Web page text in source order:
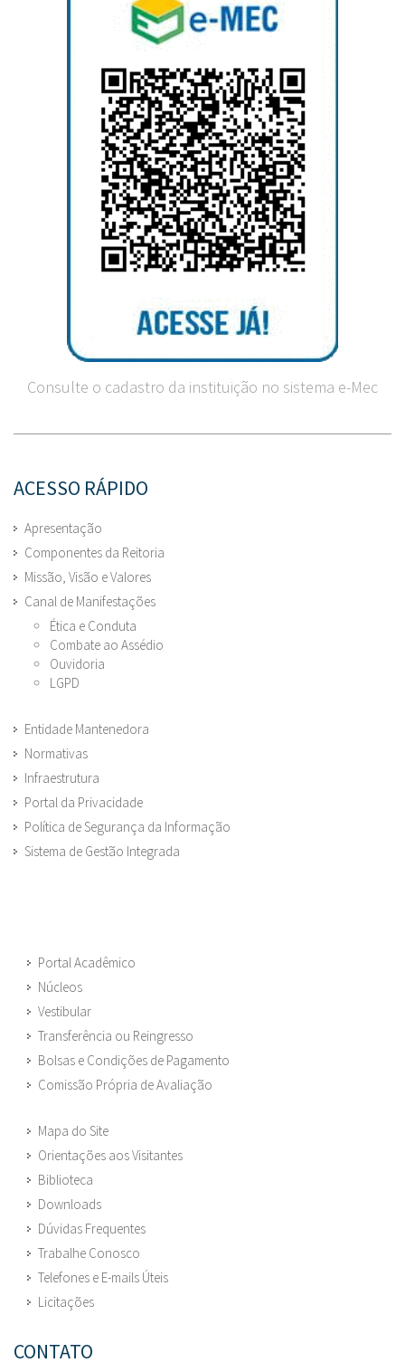
Consulte o cadastro da instituição no sistema e-Mec
ACESSO RÁPIDO
Apresentação
Componentes da Reitoria
Missão, Visão e Valores
Canal de Manifestações
Ética e Conduta
Combate ao Assédio
Ouvidoria
LGPD
Entidade Mantenedora
Normativas
Infraestrutura
Portal da Privacidade
Política de Segurança da Informação
Sistema de Gestão Integrada
Portal Acadêmico
Núcleos
Vestibular
Transferência ou Reingresso
Bolsas e Condições de Pagamento
Comissão Própria de Avaliação
Mapa do Site
Orientações aos Visitantes
Biblioteca
Downloads
Dúvidas Frequentes
Trabalhe Conosco
Telefones e E-mails Úteis
Licitações
CONTATO